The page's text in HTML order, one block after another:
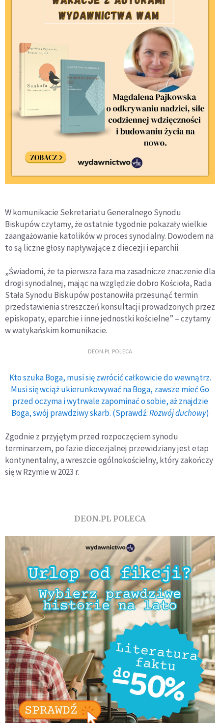
W komunikacie Sekretariatu Generalnego Synodu
Biskupów czytamy, że ostatnie tygodnie pokazały wielkie
zaangażowanie katolików w proces synodalny. Dowodem na
to są liczne głosy napływające z diecezji i eparchii.
„Świadomi, że ta pierwsza faza ma zasadnicze znaczenie dla
drogi synodalnej, mając na względzie dobro Kościoła, Rada
Stała Synodu Biskupów postanowiła przesunąć termin
przedstawienia streszczeń konsultacji prowadzonych przez
episkopaty, eparchie i inne jednostki kościelne” – czytamy
w watykańskim komunikacie.
DEON.PL POLECA
Kto szuka Boga, musi się zwrócić całkowicie do wewnątrz.
Musi się wciąż ukierunkowywać na Boga, zawsze mieć Go
przed oczyma i wytrwale zapominać o sobie, aż znajdzie
Boga, swój prawdziwy skarb. (Sprawdź:Rozwój duchowy)
Zgodnie z przyjętym przed rozpoczęciem synodu
terminarzem, po fazie diecezjalnej przewidziany jest etap
kontynentalny, a wreszcie ogólnokościelny, który zakończy
się w Rzymie w 2023 r.
DEON.PL POLECA